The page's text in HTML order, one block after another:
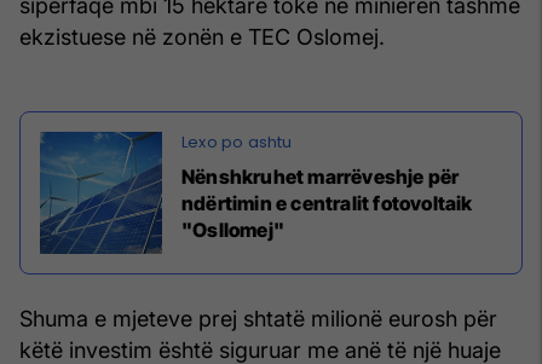
ekzistuese në zonën e TEC Oslomej.
Nënshkruhet marrëveshje për
ndërtimin e centralit fotovoltaik
"Osllomej"
Shuma e mjeteve prej shtatë milionë eurosh për
këtë investim është siguruar me anë të një huaje